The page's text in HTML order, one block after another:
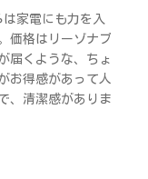
家電にも力を入
価格はリーゾナブ
届くような、ちょ
お得感があって人
、清潔感がありま